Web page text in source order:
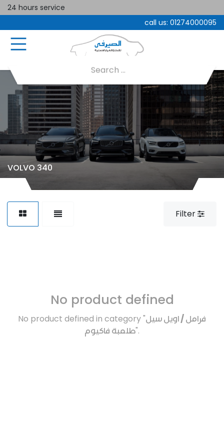
24 hours service
call us: 01274000095
VOLVO 340
Filter
No product defined
No product defined in category "فرامل / اويل سيل
طلمبة فاكيوم".